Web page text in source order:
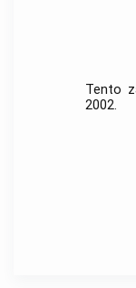
Tento
2002.